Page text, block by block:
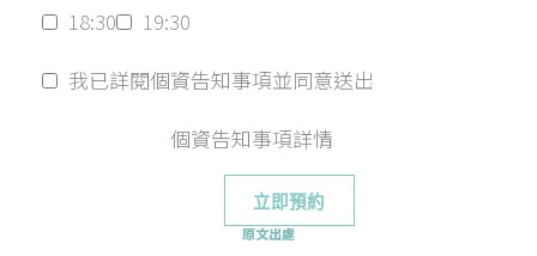
18:30
19:30
我已詳閱個資告知事項並同意送出
個資告知事項詳情
原文出處